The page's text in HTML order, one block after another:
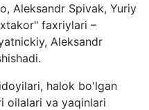
Aleksandr Spivak, Yuriy
faxriylari –
Aleksandr
halok bo'lgan
oilalari va yaqinlari